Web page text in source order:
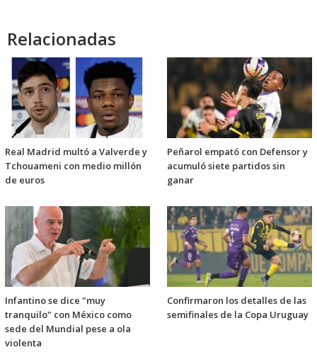
Relacionadas
Real Madrid multó a Valverde y
Tchouameni con medio millón
de euros
Peñarol empató con Defensor y
acumuló siete partidos sin
ganar
Infantino se dice "muy
tranquilo" con México como
sede del Mundial pese a ola
violenta
Confirmaron los detalles de las
semifinales de la Copa Uruguay